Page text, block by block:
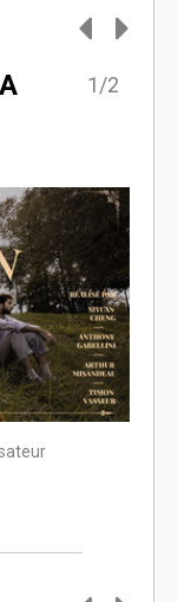
1/2